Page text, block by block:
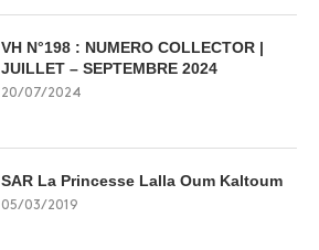
VH N°198 : NUMERO COLLECTOR |
JUILLET – SEPTEMBRE 2024
20/07/2024
SAR La Princesse Lalla Oum Kaltoum
05/03/2019